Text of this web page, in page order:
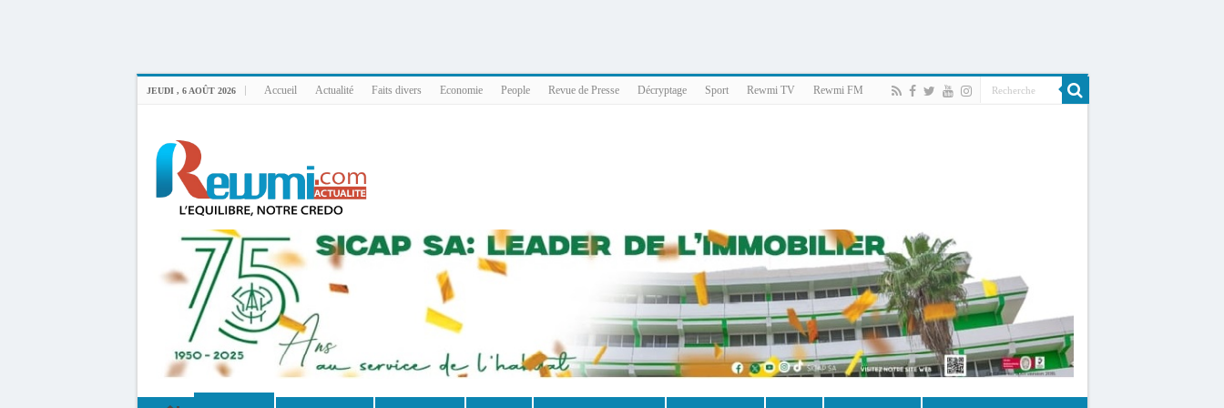
JEUDI , 6 AOÛT 2026 Accueil Actualité Faits divers Economie People Revue de Presse Décryptage Sport Rewmi TV Rewmi FM